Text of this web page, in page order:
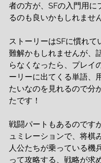
者の方が、SFの入門用に
るのも良いかもしれません
ストーリーはSFに慣れて
難解かもしれませんが、
らなくなったら、プレイ
ーリーに出てくる単語、
たいなのを見れるので分
たです！
戦闘パートもあるのです
ュミレーションで、将棋
人公たちが乗っている機
って攻略する、戦略が求